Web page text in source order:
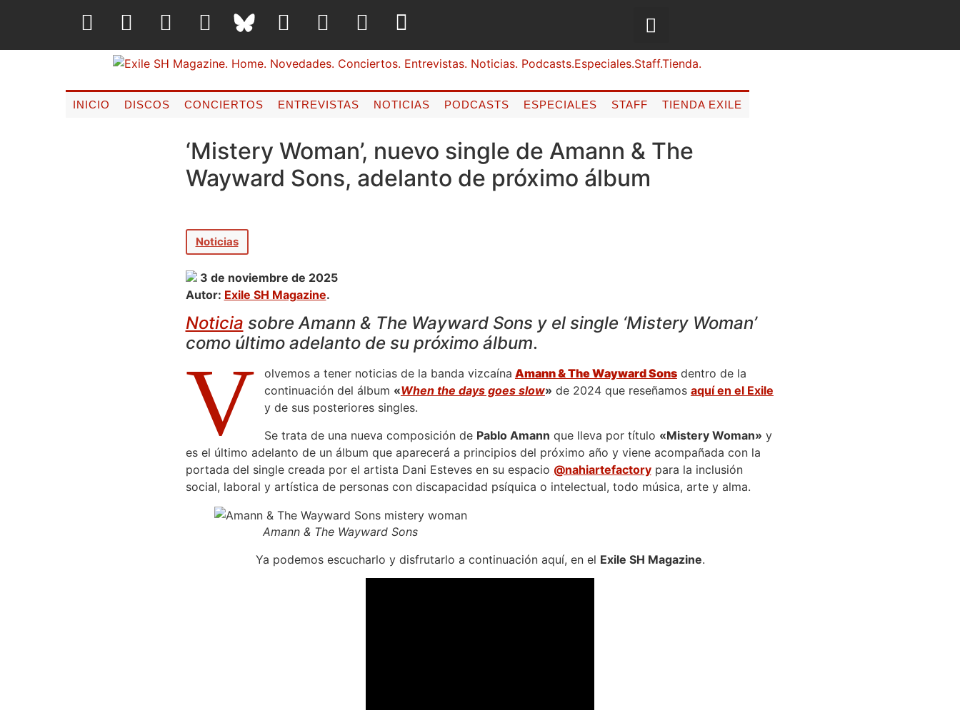
INICIO DISCOS CONCIERTOS ENTREVISTAS NOTICIAS PODCASTS ESPECIALES STAFF TIENDA EXILE
‘Mistery Woman’, nuevo single de Amann & The
Wayward Sons, adelanto de próximo álbum
Noticias
3 de noviembre de 2025
Autor: Exile SH Magazine.
Noticia sobre Amann & The Wayward Sons y el single ‘Mistery Woman’
como último adelanto de su próximo álbum.
V olvemos a tener noticias de la banda vizcaína Amann & The Wayward Sonsdentro de la
continuación del álbum «When the days goes slow» de 2024 que reseñamos aquí en el Exile
y de sus posteriores singles.
Se trata de una nueva composición de Pablo Amann que lleva por título «Mistery Woman» y
es el último adelanto de un álbum que aparecerá a principios del próximo año y viene acompañada con la
portada del single creada por el artista Dani Esteves en su espacio @nahiartefactorypara la inclusión
social, laboral y artística de personas con discapacidad psíquica o intelectual, todo música, arte y alma.
Amann & The Wayward Sons
Ya podemos escucharlo y disfrutarlo a continuación aquí, en el Exile SH Magazine.